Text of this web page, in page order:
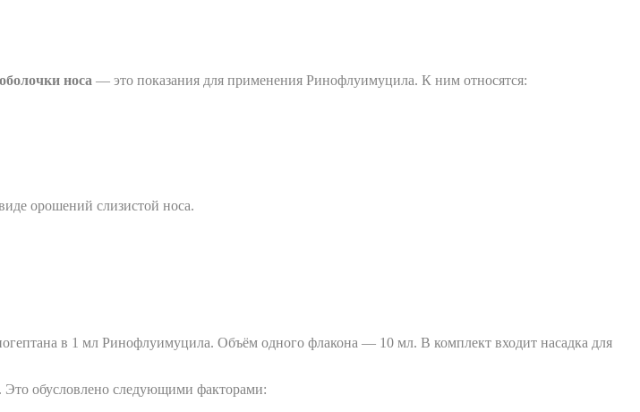
носа — это показания для применения Ринофлуимуцила. К ним относятся:
орошений слизистой носа.
в 1 мл Ринофлуимуцила. Объём одного флакона — 10 мл. В комплект входит насадка для
Это обусловлено следующими факторами: